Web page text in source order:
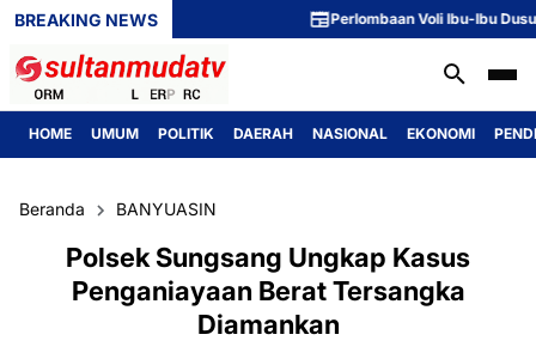
BREAKING NEWS Perlombaan Voli Ibu-Ibu Dusun 1
HOME UMUM POLITIK DAERAH NASIONAL EKONOMI
Beranda BANYUASIN
Polsek Sungsang Ungkap Kasus
Penganiayaan Berat Tersangka
Diamankan